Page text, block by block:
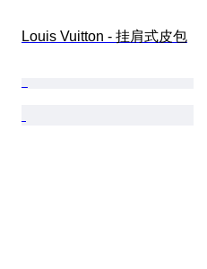
Louis Vuitton - 挂肩式皮包